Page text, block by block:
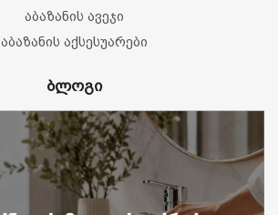
აბაზანის ავეჯი
აბაზანის აქსესუარები
ბლოგი